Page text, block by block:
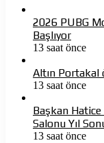
2026 PUBG
Başlıyor
13 saat önce
Altın Portakal
13 saat önce
Başkan Hatice
Salonu Yıl
13 saat önce